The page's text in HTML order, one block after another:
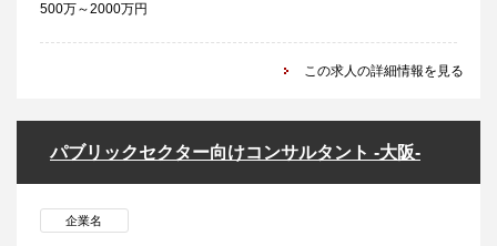
500万～2000万円
この求人の詳細情報を見る
パブリックセクター向けコンサルタント -大阪-
企業名